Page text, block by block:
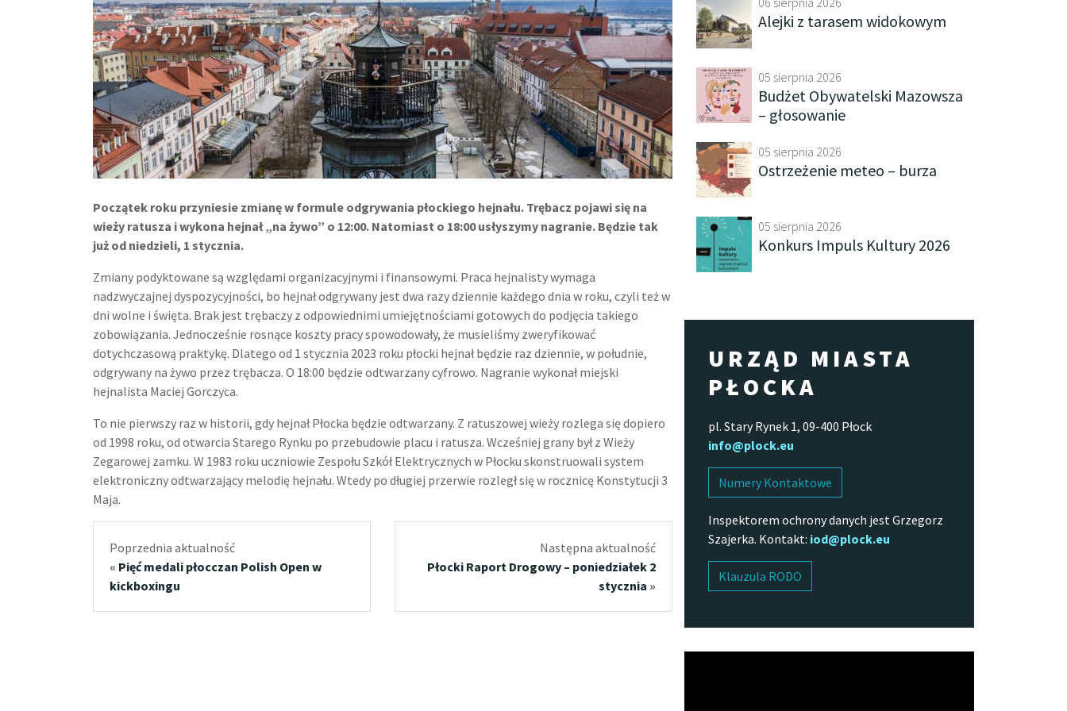
Początek roku przyniesie zmianę w formule odgrywania płockiego hejnału. Trębacz pojawi się na
wieży ratusza i wykona hejnał „na żywo” o 12:00. Natomiast o 18:00 usłyszymy nagranie. Będzie tak
już od niedzieli, 1 stycznia.
Zmiany podyktowane są względami organizacyjnymi i finansowymi. Praca hejnalisty wymaga
nadzwyczajnej dyspozycyjności, bo hejnał odgrywany jest dwa razy dziennie każdego dnia w roku, czyli też w
dni wolne i święta. Brak jest trębaczy z odpowiednimi umiejętnościami gotowych do podjęcia takiego
zobowiązania. Jednocześnie rosnące koszty pracy spowodowały, że musieliśmy zweryfikować
dotychczasową praktykę. Dlatego od 1 stycznia 2023 roku płocki hejnał będzie raz dziennie, w południe,
odgrywany na żywo przez trębacza. O 18:00 będzie odtwarzany cyfrowo. Nagranie wykonał miejski
hejnalista Maciej Gorczyca.
To nie pierwszy raz w historii, gdy hejnał Płocka będzie odtwarzany. Z ratuszowej wieży rozlega się dopiero
od 1998 roku, od otwarcia Starego Rynku po przebudowie placu i ratusza. Wcześniej grany był z Wieży
Zegarowej zamku. W 1983 roku uczniowie Zespołu Szkół Elektrycznych w Płocku skonstruowali system
elektroniczny odtwarzający melodię hejnału. Wtedy po długiej przerwie rozległ się w rocznicę Konstytucji 3
Maja.
Poprzednia aktualność
« Pięć medali płocczan Polish Open w
kickboxingu
Następna aktualność
Płocki Raport Drogowy – poniedziałek 2
stycznia »
Alejki z tarasem widokowym
05 sierpnia 2026
Budżet Obywatelski Mazowsza
– głosowanie
05 sierpnia 2026
Ostrzeżenie meteo – burza
05 sierpnia 2026
Konkurs Impuls Kultury 2026
URZĄD MIASTA
PŁOCKA
pl. Stary Rynek 1, 09-400 Płock
info@plock.eu
Numery Kontaktowe
Inspektorem ochrony danych jest Grzegorz
Szajerka. Kontakt: iod@plock.eu
Klauzula RODO